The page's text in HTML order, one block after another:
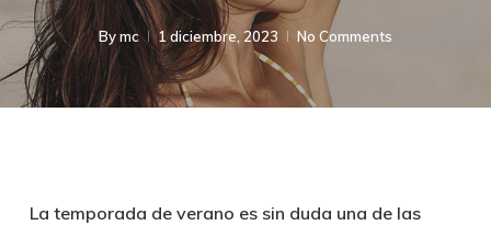
Bymc 1 diciembre, 2023 No Comments
La temporada de verano es sin duda una de las